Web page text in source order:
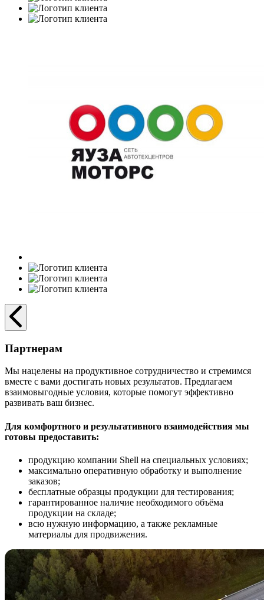
Партнерам
Мы нацелены на продуктивное сотрудничество и стремимся
вместе с вами достигать новых результатов. Предлагаем
взаимовыгодные условия, которые помогут эффективно
развивать ваш бизнес.
Для комфортного и результативного взаимодействия мы
готовы предоставить:
продукцию компании Shell на специальных условиях;
максимально оперативную обработку и выполнение
заказов;
бесплатные образцы продукции для тестирования;
гарантированное наличие необходимого объёма
продукции на складе;
всю нужную информацию, а также рекламные
материалы для продвижения.